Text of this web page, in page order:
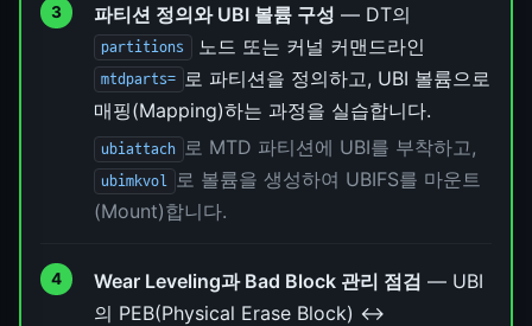
파티션 정의와 UBI 볼륨 구성 — DT의
partitions 노드 또는 커널 커맨드라인
mtdparts=
로 파티션을 정의하고, UBI 볼륨으로
매핑(Mapping)하는 과정을 실습합니다.
ubiattach 로 MTD 파티션에 UBI를 부착하고,
ubimkvol 로 볼륨을 생성하여 UBIFS를 마운트
(Mount)합니다.
Wear Leveling과 Bad Block 관리 점검 — UBI
의 PEB(Physical Erase Block) ↔